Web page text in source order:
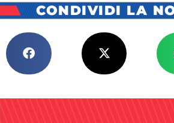
CONDIVIDI LA